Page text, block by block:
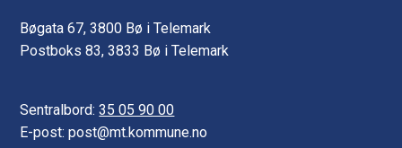
Bøgata 67, 3800 Bø i Telemark
Postboks 83, 3833 Bø i Telemark
Sentralbord:35 05 90 00
E-post: post@mt.kommune.no